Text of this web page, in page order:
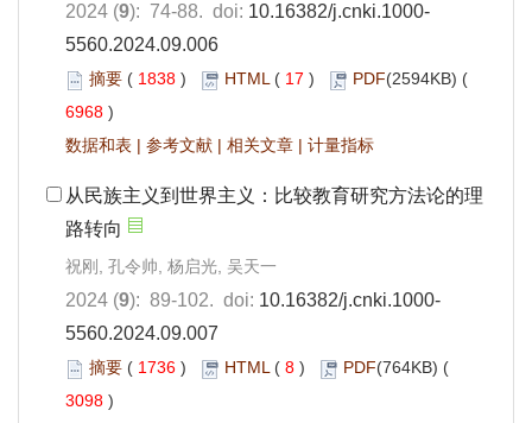
2024 (9): 74-88. doi: 10.16382/j.cnki.1000-
5560.2024.09.006
摘要 ( 1838 ) HTML( 17 ) PDF(2594KB) (
6968 )
数据和表 | 参考文献 | 相关文章 | 计量指标
从民族主义到世界主义：比较教育研究方法论的理
路转向
祝刚, 孔令帅, 杨启光, 吴天一
2024 (9): 89-102. doi: 10.16382/j.cnki.1000-
5560.2024.09.007
摘要 ( 1736 ) HTML( 8 ) PDF(764KB) (
3098 )